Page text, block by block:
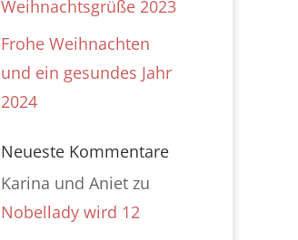
Weihnachtsgrüße 2023
Frohe Weihnachten
und ein gesundes Jahr
2024
Neueste Kommentare
Karina und Anietzu
Nobellady wird 12